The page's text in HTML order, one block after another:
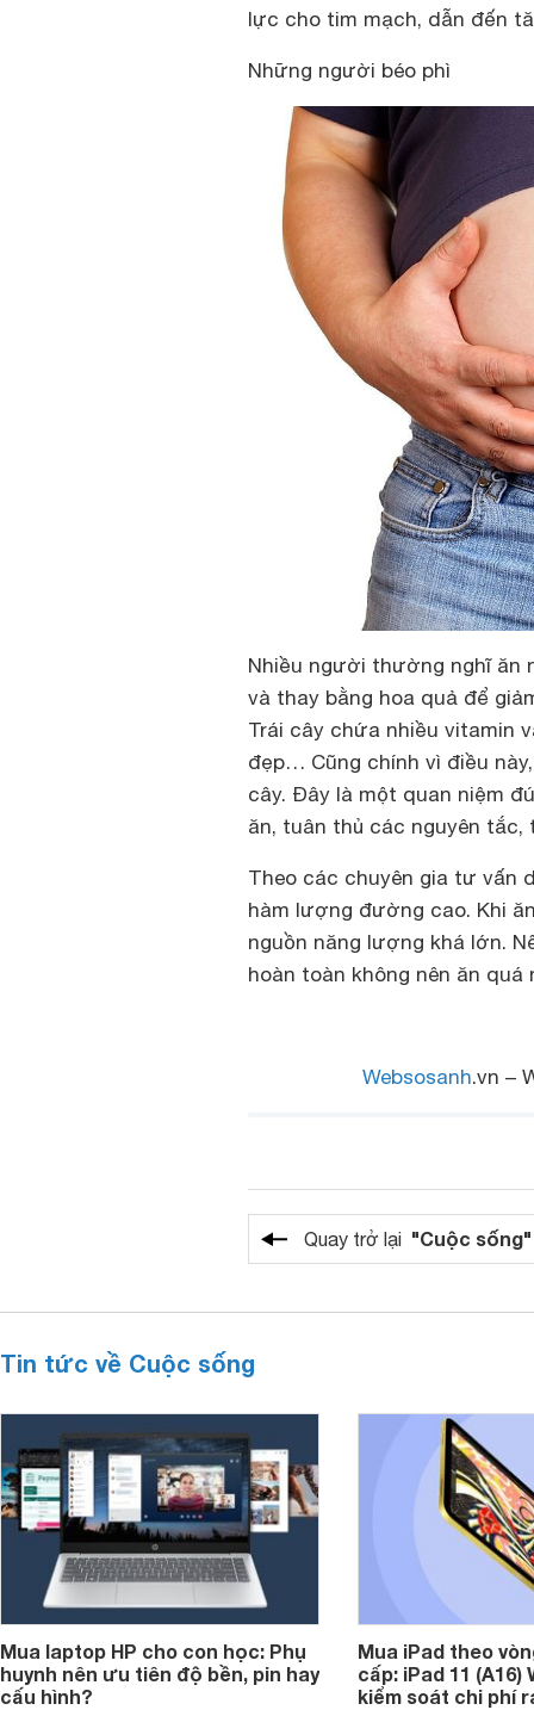
lực cho tim mạch, dẫn đến
Những người béo phì
Nhiều người thường nghĩ ăn
và thay bằng hoa quả để
Trái cây chứa nhiều vitamin
đẹp… Cũng chính vì điều
cây. Đây là một quan niệm
ăn, tuân thủ các nguyên
Theo các chuyên gia tư vấn
hàm lượng đường cao. Khi
nguồn năng lượng khá lớn.
hoàn toàn không nên ăn quá
Websosanh.vn –
Quay trở lại "Cuộc sống"
Tin tức về Cuộc sống
Mua laptop HP cho con học: Phụ
huynh nên ưu tiên độ bền, pin hay
cấu hình?
Mua iPad theo
cấp: iPad 11 (A16)
kiểm soát chi phí